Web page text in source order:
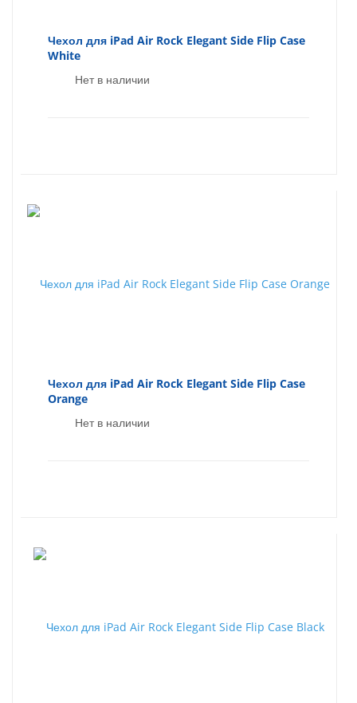
Чехол для iPad Air Rock Elegant Side Flip Case
White
Нет в наличии
Чехол для iPad Air Rock Elegant Side Flip Case
Orange
Нет в наличии